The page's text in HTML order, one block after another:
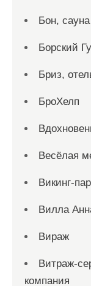
Бон, сауна
Борский
Бриз,
БроХелп
Весёлая
Викинг-
Вилла
Вираж
Витраж-
компания